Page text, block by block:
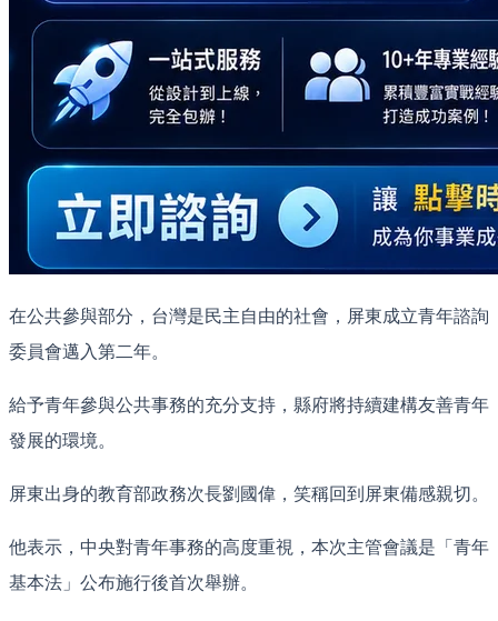
在公共參與部分，台灣是民主自由的社會，屏東成立青年諮詢
委員會邁入第二年。
給予青年參與公共事務的充分支持，縣府將持續建構友善青年
發展的環境。
屏東出身的教育部政務次長劉國偉，笑稱回到屏東備感親切。
他表示，中央對青年事務的高度重視，本次主管會議是「青年
基本法」公布施行後首次舉辦。